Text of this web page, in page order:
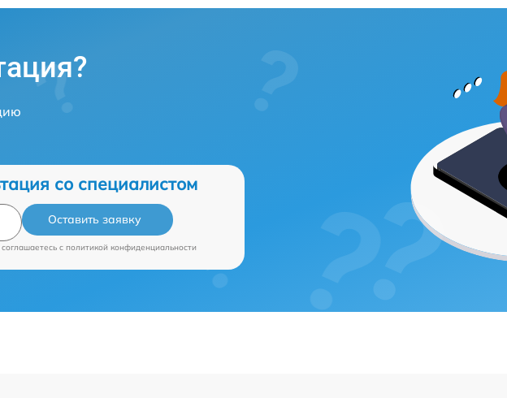
со специалистом
Оставить заявку
c политикой конфиденциальности